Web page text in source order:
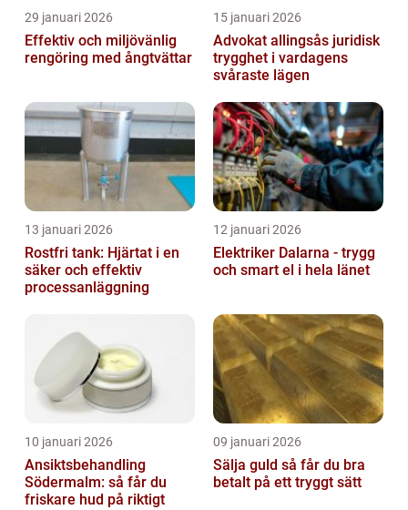
29 januari 2026
Effektiv och miljövänlig
rengöring med ångtvättar
15 januari 2026
Advokat allingsås juridisk
trygghet i vardagens
svåraste lägen
13 januari 2026
Rostfri tank: Hjärtat i en
säker och effektiv
processanläggning
12 januari 2026
Elektriker Dalarna - trygg
och smart el i hela länet
10 januari 2026
Ansiktsbehandling
Södermalm: så får du
friskare hud på riktigt
09 januari 2026
Sälja guld så får du bra
betalt på ett tryggt sätt